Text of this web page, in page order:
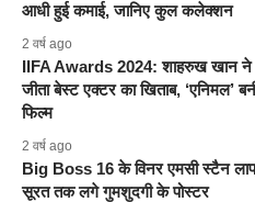
आधी हुई कमाई, जानिए कुल कलेक्शन
2 वर्ष ago
IIFA Awards 2024: शाहरुख खान ने
जीता बेस्ट एक्टर का खिताब, ‘एनिमल’
फिल्म
2 वर्ष ago
Big Boss 16 के विनर एमसी स्टैन
सूरत तक लगे गुमशुदगी के पोस्टर